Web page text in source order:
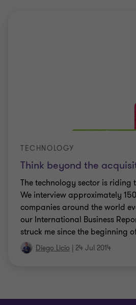
Think beyond the
TECHNOLOGY
The technology sector is riding
We interview approximately
companies around the world
our International Business
struck me since the beginning
Diego Licio | 24 Jul 2014